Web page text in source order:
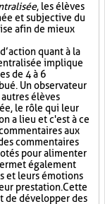
, les élèves
et subjective du
afin de mieux
quant à la
implique
de 4 à 6
Un observateur
élèves
le rôle qui leur
a lieu et c'est à ce
aux
commentaires
pour alimenter
également
et leurs émotions
prestation. Cette
de développer des